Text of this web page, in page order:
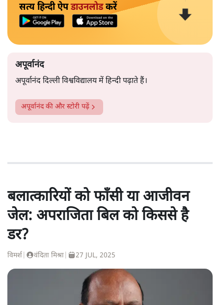
सत्य हिन्दी ऐपडाउनलोडकरें
अपूर्वानंद
अपूर्वानंद दिल्ली विश्वविद्यालय में हिन्दी पढ़ाते हैं।
अपूर्वानंदकी और स्टोरी पढ़ें
बलात्कारियों को फाँसी या आजीवन
जेल: अपराजिता बिल को किससे है
डर?
विमर्श वंदिता मिश्रा 27 JUL, 2025